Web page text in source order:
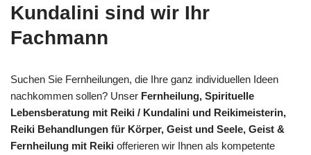
Kundalini sind wir Ihr
Fachmann
Suchen Sie Fernheilungen, die Ihre ganz individuellen Ideen
nachkommen sollen? Unser Fernheilung, Spirituelle
Lebensberatung mit Reiki / Kundalini und Reikimeisterin,
Reiki Behandlungen für Körper, Geist und Seele, Geist &
Fernheilung mit Reiki offerieren wir Ihnen als kompetente